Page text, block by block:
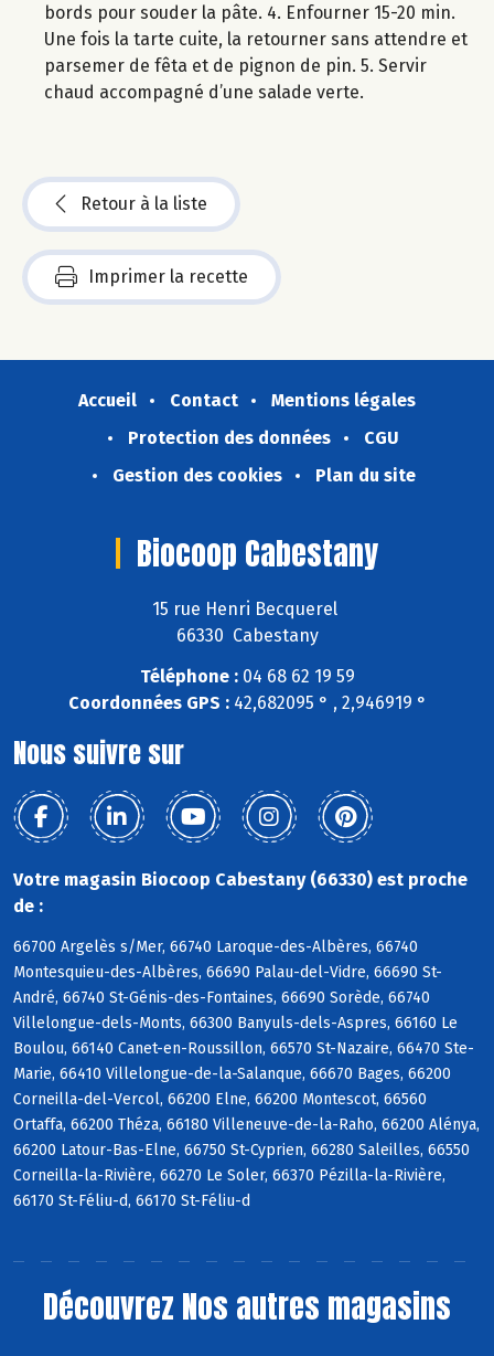
bords pour souder la pâte. 4. Enfourner 15-20 min.
Une fois la tarte cuite, la retourner sans attendre et
parsemer de fêta et de pignon de pin. 5. Servir
chaud accompagné d’une salade verte.
Retour à la liste
Imprimer la recette
Accueil Contact
Mentions légales
Protection des données
CGU
Gestion des cookies
Plan du site
Biocoop Cabestany
15 rue Henri Becquerel
66330 Cabestany
Téléphone :04 68 62 19 59
Coordonnées GPS :42,682095 ° , 2,946919 °
Nous suivre sur
Votre magasin Biocoop Cabestany (66330) est proche
de :
66700 Argelès s/Mer, 66740 Laroque-des-Albères, 66740
Montesquieu-des-Albères, 66690 Palau-del-Vidre, 66690 St-
André, 66740 St-Génis-des-Fontaines, 66690 Sorède, 66740
Villelongue-dels-Monts, 66300 Banyuls-dels-Aspres, 66160 Le
Boulou, 66140 Canet-en-Roussillon, 66570 St-Nazaire, 66470 Ste-
Marie, 66410 Villelongue-de-la-Salanque, 66670 Bages, 66200
Corneilla-del-Vercol, 66200 Elne, 66200 Montescot, 66560
Ortaffa, 66200 Théza, 66180 Villeneuve-de-la-Raho, 66200 Alénya,
66200 Latour-Bas-Elne, 66750 St-Cyprien, 66280 Saleilles, 66550
Corneilla-la-Rivière, 66270 Le Soler, 66370 Pézilla-la-Rivière,
66170 St-Féliu-d, 66170 St-Féliu-d
Découvrez Nos autres magasins